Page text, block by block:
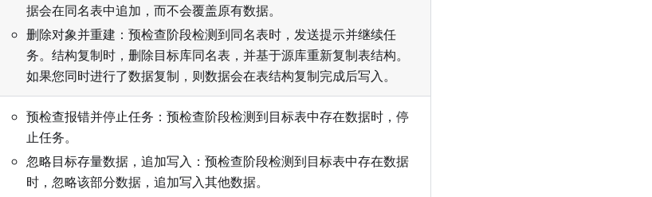
据会在同名表中追加，而不会覆盖原有数据。
删除对象并重建：预检查阶段检测到同名表时，发送提示并继续任
务。结构复制时，删除目标库同名表，并基于源库重新复制表结构。
如果您同时进行了数据复制，则数据会在表结构复制完成后写入。
预检查报错并停止任务：预检查阶段检测到目标表中存在数据时，停
止任务。
忽略目标存量数据，追加写入：预检查阶段检测到目标表中存在数据
时，忽略该部分数据，追加写入其他数据。